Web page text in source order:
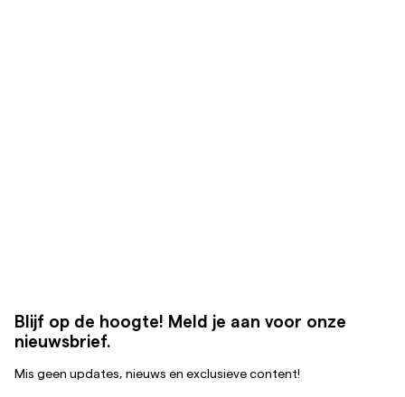
Blijf op de hoogte! Meld je aan voor onze
nieuwsbrief.
Mis geen updates, nieuws en exclusieve content!